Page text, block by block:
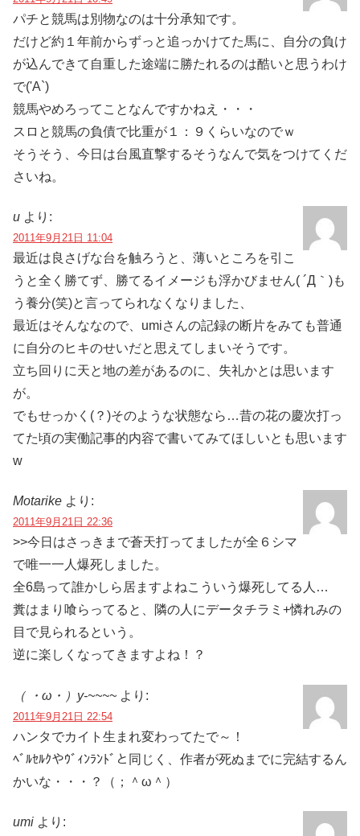
パチと競馬は別物なのは十分承知です。
だけど約１年前からずっと追っかけてた馬に、自分の負け
が込んできて自重した途端に勝たれるのは酷いと思うわけ
で('A`)
競馬やめろってことなんですかねえ・・・
スロと競馬の負債で比重が１：９くらいなのでｗ
そうそう、今日は台風直撃するそうなんで気をつけてくだ
さいね。
u より:
2011年9月21日 11:04
最近は良さげな台を触ろうと、薄いところを引こ
うと全く勝てず、勝てるイメージも浮かびません( ´Д｀)も
う養分(笑)と言ってられなくなりました、
最近はそんななので、umiさんの記録の断片をみても普通
に自分のヒキのせいだと思えてしまいそうです。
立ち回りに天と地の差があるのに、失礼かとは思います
が。
でもせっかく(？)そのような状態なら…昔の花の慶次打っ
てた頃の実働記事的内容で書いてみてほしいとも思います
w
Motarike より:
2011年9月21日 22:36
>>今日はさっきまで蒼天打ってましたが全６シマ
で唯一一人爆死しました。
全6島って誰かしら居ますよねこういう爆死してる人…
糞はまり喰らってると、隣の人にデータチラミ+憐れみの
目で見られるという。
逆に楽しくなってきますよね！？
（ ・ω・）y-~~~~ より:
2011年9月21日 22:54
ハンタでカイト生まれ変わってたで～！
ﾍﾞﾙｾﾙｸやｳﾞｨﾝﾗﾝﾄﾞと同じく、作者が死ぬまでに完結するん
かいな・・・？（；＾ω＾）
umi より: